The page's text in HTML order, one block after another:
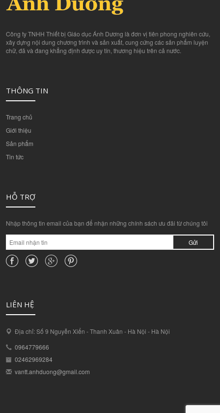
Công ty TNHH Thiết bị Giáo dục Ánh Dương là đơn vị tiên phong nghiên cứu,
xây dựng nội dung chương trình và sản xuất, cung cứng các sản phẩm luyện
chữ, đã và đang khẳng định được uy tín, thương hiệu trên cả nước.
THÔNG TIN
Trang chủ
Giới thiệu
Sản phẩm
Tin tức
HỖ TRỢ
Nhập thông tin email của bạn để nhận những chính sách ưu đãi từ chúng tôi
Gửi
LIÊN HỆ
Địa chỉ: Số 9 Nguyễn Xiển - Thanh Xuân - Hà Nội - Hà Nội
0964779666
02462969284
vantt.anhduong@gmail.com